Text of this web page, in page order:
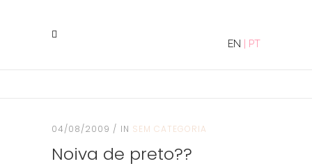
EN PT
04/08/2009 IN SEM CATEGORIA
Noiva de preto??